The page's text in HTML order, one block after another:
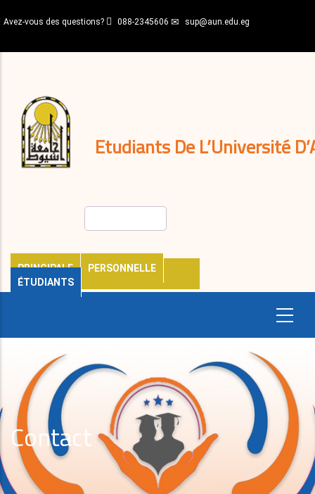
au
principal
Avez-vous des questions? 088-2345606 sup@aun.edu.eg
Etudiants De L’Université
PRINCIPALE
PERSONNELLE
ÉTUDIANTS
décisions
Expatriés
Journal
Contact